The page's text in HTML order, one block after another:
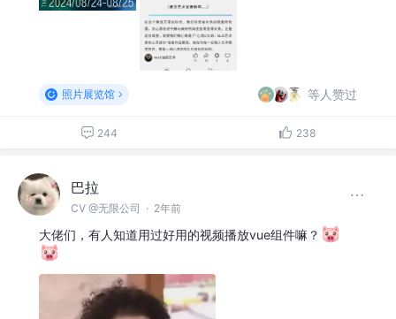
照片展览馆 等人赞过
244 238
巴拉
CV @无限公司 · 2年前
大佬们，有人知道用过好用的视频播放vue组件嘛？